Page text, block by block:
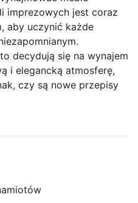
imprezowych jest coraz
aby uczynić każde
decydują się na wynajem
i elegancką atmosferę,
czy są nowe przepisy